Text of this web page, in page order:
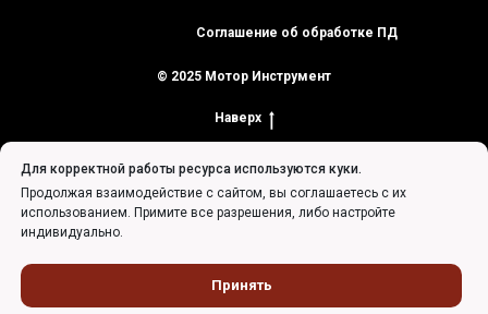
Соглашение об обработке ПД
© 2025 Мотор Инструмент
Наверх
Для корректной работы ресурса используются куки.
Продолжая взаимодействие с сайтом, вы соглашаетесь с их
использованием. Примите все разрешения, либо настройте
индивидуально.
Принять